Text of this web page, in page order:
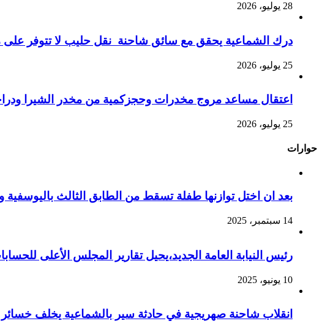
28 يوليو، 2026
درك الشماعية يحقق مع سائق شاحنة نقل حليب لا تتوفر على
25 يوليو، 2026
اعتقال مساعد مروج مخدرات وحجزكمية من مخدر الشيرا
25 يوليو، 2026
حوارات
بعد ان اختل توازنها طفلة تسقط من الطابق الثالث
14 سبتمبر، 2025
رئيس النيابة العامة الجديد،يحيل تقارير المجلس الأعلى
10 يونيو، 2025
انقلاب شاحنة صهريجية في حادثة سير بالشماعية يخلف